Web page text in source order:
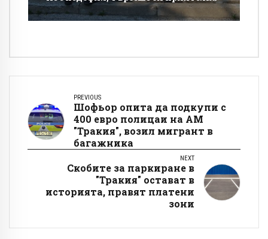
PREVIOUS
Шофьор опита да подкупи с
400 евро полицаи на АМ
"Тракия", возил мигрант в
багажника
NEXT
Скобите за паркиране в
"Тракия" остават в
историята, правят платени
зони